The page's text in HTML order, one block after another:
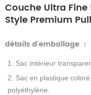
Couche Ultra
Style Premium
détails d'emballage ：
1. Sac intérieur
2. Sac en plastique
polyéthylène.